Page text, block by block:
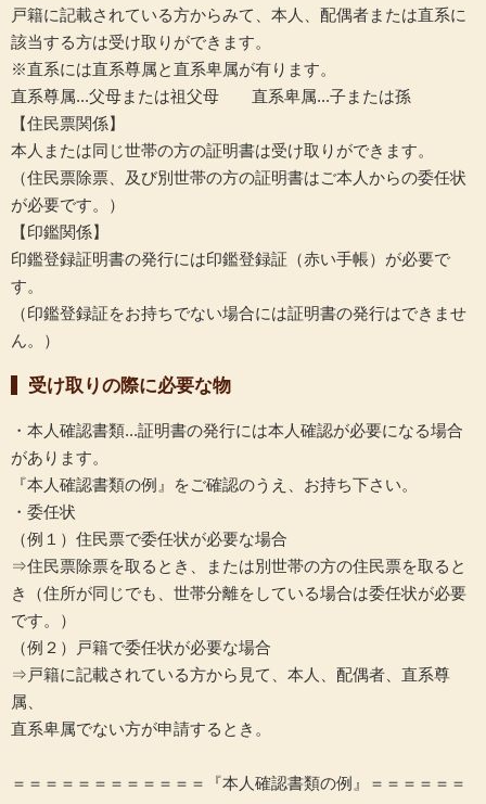
戸籍に記載されている方からみて、本人、配偶者または直系に
該当する方は受け取りができます。
※直系には直系尊属と直系卑属が有ります。
直系尊属...父母または祖父母 直系卑属...子または孫
【住民票関係】
本人または同じ世帯の方の証明書は受け取りができます。
（住民票除票、及び別世帯の方の証明書はご本人からの委任状
が必要です。）
【印鑑関係】
印鑑登録証明書の発行には印鑑登録証（赤い手帳）が必要で
す。
（印鑑登録証をお持ちでない場合には証明書の発行はできませ
ん。）
受け取りの際に必要な物
・本人確認書類...証明書の発行には本人確認が必要になる場合
があります。
『本人確認書類の例』をご確認のうえ、お持ち下さい。
・委任状
（例１）住民票で委任状が必要な場合
⇒住民票除票を取るとき、または別世帯の方の住民票を取ると
き（住所が同じでも、世帯分離をしている場合は委任状が必要
です。）
（例２）戸籍で委任状が必要な場合
⇒戸籍に記載されている方から見て、本人、配偶者、直系尊
属、
直系卑属でない方が申請するとき。
＝＝＝＝＝＝＝＝＝＝＝＝『本人確認書類の例』＝＝＝＝＝＝